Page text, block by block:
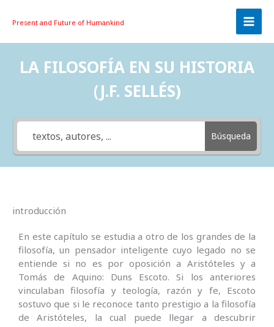
Present and Future of Humankind
LA FILOSOFÍA EN SU HISTORIA
(J.F. SELLÉS)
Búsqueda
introducción
En este capítulo se estudia a otro de los grandes de la
filosofía, un pensador inteligente cuyo legado no se
entiende si no es por oposición a Aristóteles y a
Tomás de Aquino: Duns Escoto. Si los anteriores
vinculaban filosofía y teología, razón y fe, Escoto
sostuvo que si le reconoce tanto prestigio a la filosofía
de Aristóteles, la cual puede llegar a descubrir